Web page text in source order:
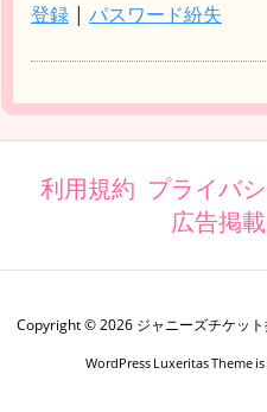
登録 | パスワード紛失
利用規約 プライバ
広告掲
Copyright ©2026 ジャニーズチケッ
WordPress Luxeritas Theme